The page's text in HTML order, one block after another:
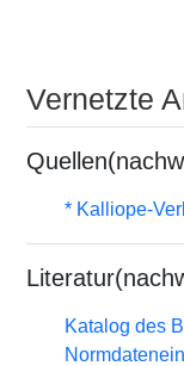
Vernetzte
* Kalliope-
Katalog des